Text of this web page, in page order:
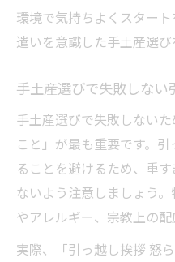
環境で気持ちよくスター
遣いを意識した手土産選び
手土産選びで失敗しない
手土産選びで失敗しない
こと」が最も重要です。
ることを避けるため、重
ないよう注意しましょう
やアレルギー、宗教上の配
実際、「引っ越し挨拶 怒